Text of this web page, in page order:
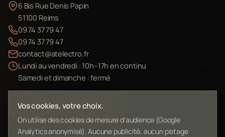
6 Bis Rue Denis Papin
51100 Reims
09 74 37 79 47
09 74 37 79 47
contact@atelectro.fr
Lundi au vendredi : 10h–17h en continu
Samedi et dimanche : fermé
Envoyer mon matériel
Vos cookies, votre choix.
On utilise des cookies de mesure d'audience (Google
Analytics anonymisé). Aucune publicité, aucun pistage